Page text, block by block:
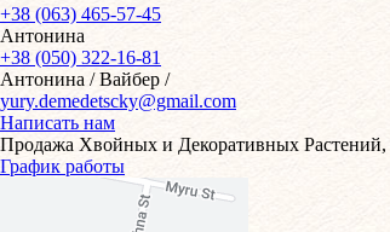
+38 (063) 465-57-45
Антонина
+38 (050) 322-16-81
Антонина / Вайбер /
yury.demedetscky@gmail.com
Написать нам
Продажа Хвойных и Декоративных Растений,
График работы